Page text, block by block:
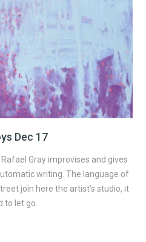
Dec 17
Gray improvises and gives
writing. The language of
join here the artist’s studio, it
to let go.